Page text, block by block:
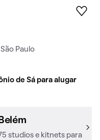
Paulo
de Sá para alugar
Belém
studios e kitnets para